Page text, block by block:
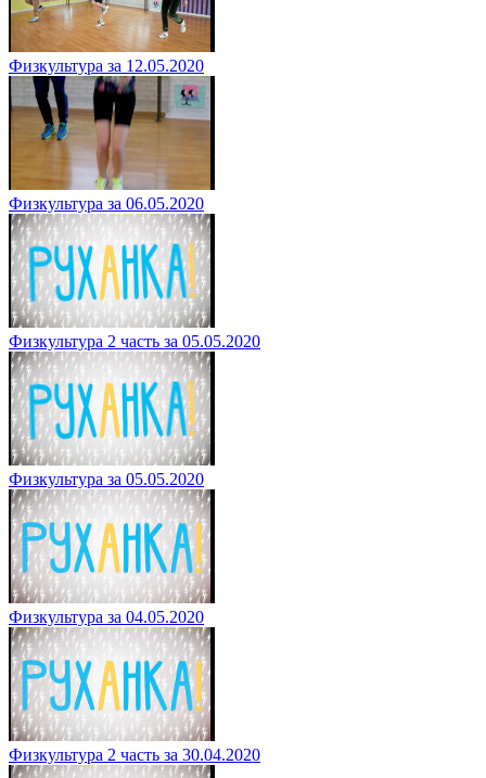
Физкультура за 12.05.2020
Физкультура за 06.05.2020
Физкультура 2 часть за 05.05.2020
Физкультура за 05.05.2020
Физкультура за 04.05.2020
Физкультура 2 часть за 30.04.2020